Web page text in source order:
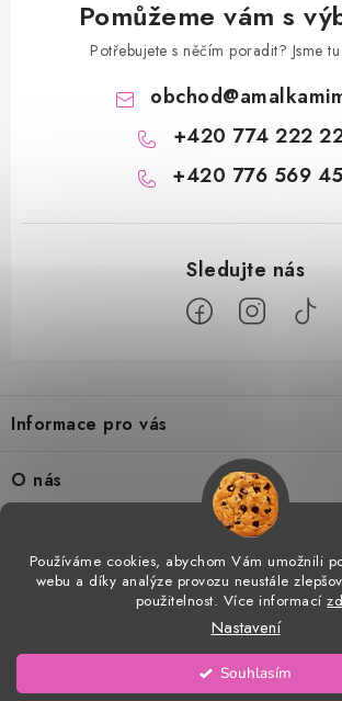
Používáme cookies, abychom Vám umožnili
webu a díky analýze provozu neustále
použitelnost. Více informací
Nastavení
Souhlasím
Pomůžeme vám s
Potřebujete s něčím poradit? Jsme
obchod@
+420 774 222
+420 776 569
p
a
t
Informace pro vás
Tabulka velikostí
Obchodní podmínky
Podmínky ochrany osobních údajů
O nás
Proč AMÁLKA?
Blog
Facebook
Vytvořil Shoptet
Copyright 2026AMÁLKA. Všechna práva vyhrazena.